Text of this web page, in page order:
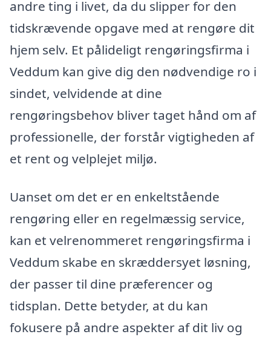
andre ting i livet, da du slipper for den
tidskrævende opgave med at rengøre dit
hjem selv. Et pålideligt rengøringsfirma i
Veddum kan give dig den nødvendige ro i
sindet, velvidende at dine
rengøringsbehov bliver taget hånd om af
professionelle, der forstår vigtigheden af
et rent og velplejet miljø.
Uanset om det er en enkeltstående
rengøring eller en regelmæssig service,
kan et velrenommeret rengøringsfirma i
Veddum skabe en skræddersyet løsning,
der passer til dine præferencer og
tidsplan. Dette betyder, at du kan
fokusere på andre aspekter af dit liv og